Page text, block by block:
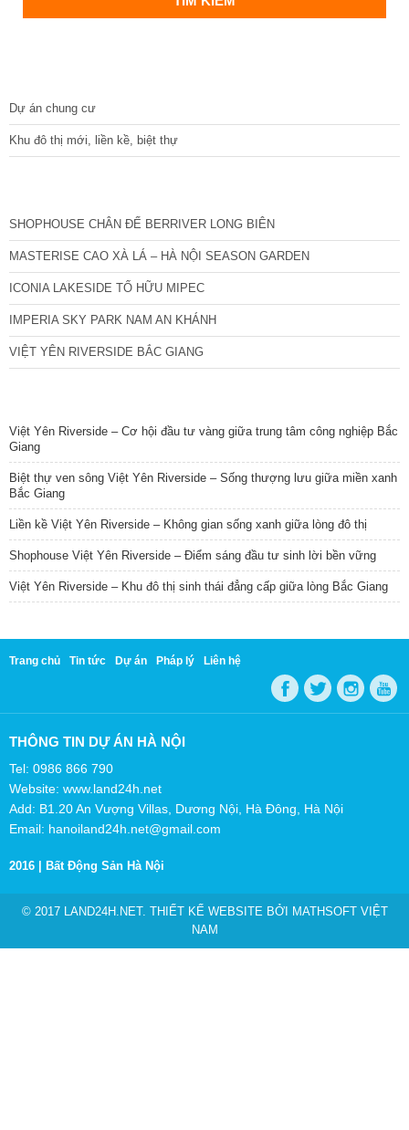
Dự án chung cư
Khu đô thị mới, liền kề, biệt thự
SHOPHOUSE CHÂN ĐẾ BERRIVER LONG BIÊN
MASTERISE CAO XÀ LÁ – HÀ NỘI SEASON GARDEN
ICONIA LAKESIDE TỐ HỮU MIPEC
IMPERIA SKY PARK NAM AN KHÁNH
VIỆT YÊN RIVERSIDE BẮC GIANG
Việt Yên Riverside – Cơ hội đầu tư vàng giữa trung tâm công nghiệp Bắc
Giang
Biệt thự ven sông Việt Yên Riverside – Sống thượng lưu giữa miền xanh
Bắc Giang
Liền kề Việt Yên Riverside – Không gian sống xanh giữa lòng đô thị
Shophouse Việt Yên Riverside – Điểm sáng đầu tư sinh lời bền vững
Việt Yên Riverside – Khu đô thị sinh thái đẳng cấp giữa lòng Bắc Giang
Trang chủ Tin tức Dự án Pháp lý Liên hệ
THÔNG TIN DỰ ÁN HÀ NỘI
Tel: 0986 866 790
Website: www.land24h.net
Add: B1.20 An Vượng Villas, Dương Nội, Hà Đông, Hà Nội
Email: hanoiland24h.net@gmail.com
2016 | Bất Động Sản Hà Nội
© 2017 LAND24H.NET. THIẾT KẾ WEBSITE BỞI
MATHSOFT VIỆT
NAM